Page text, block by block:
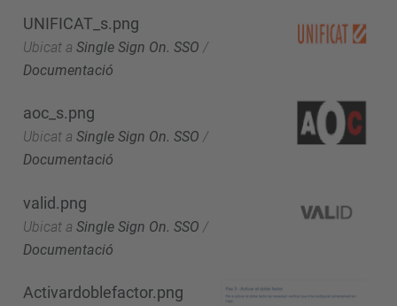
UNIFICAT_s.png
Ubicat a Single Sign On. SSO /
Documentació
aoc_s.png
Ubicat a Single Sign On. SSO /
Documentació
valid.png
Ubicat a Single Sign On. SSO /
Documentació
Activardoblefactor.png